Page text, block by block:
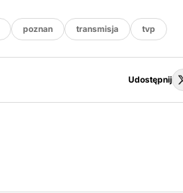
poznan transmisja tvp
Udostępnij